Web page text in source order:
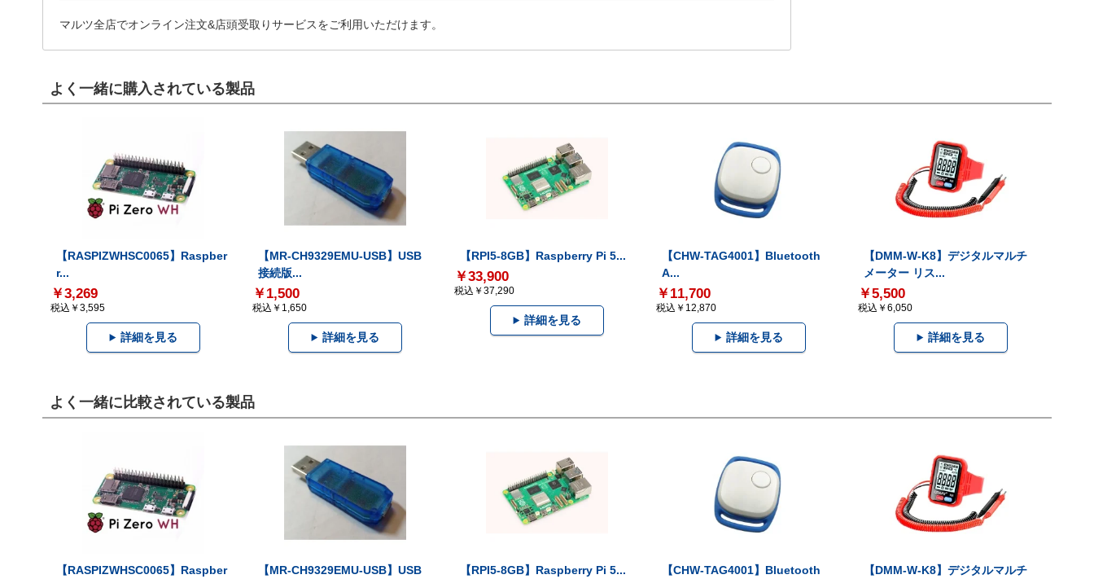
マルツ全店でオンライン注文&店頭受取りサービスをご利用いただけます。
よく一緒に購入されている製品
【RASPIZWHSC0065】Raspber
r...
￥3,269
税込￥3,595
詳細を見る
【MR-CH9329EMU-USB】USB
接続版...
￥1,500
税込￥1,650
詳細を見る
【RPI5-8GB】Raspberry Pi 5...
￥33,900
税込￥37,290
詳細を見る
【CHW-TAG4001】Bluetooth
A...
￥11,700
税込￥12,870
詳細を見る
【DMM-W-K8】デジタルマルチ
メーター リス...
￥5,500
税込￥6,050
詳細を見る
よく一緒に比較されている製品
【RASPIZWHSC0065】Raspber
【MR-CH9329EMU-USB】USB
【RPI5-8GB】Raspberry Pi 5...
【CHW-TAG4001】Bluetooth
【DMM-W-K8】デジタルマルチ